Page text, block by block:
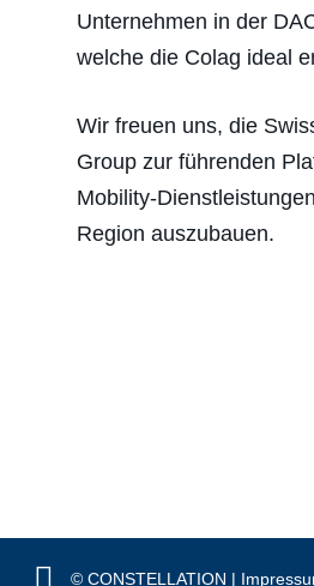
Unternehmen in der
welche die Colag ideal
Wir freuen uns, die
Group zur führenden
Mobility-
Region auszubauen.
© CONSTELLATION |